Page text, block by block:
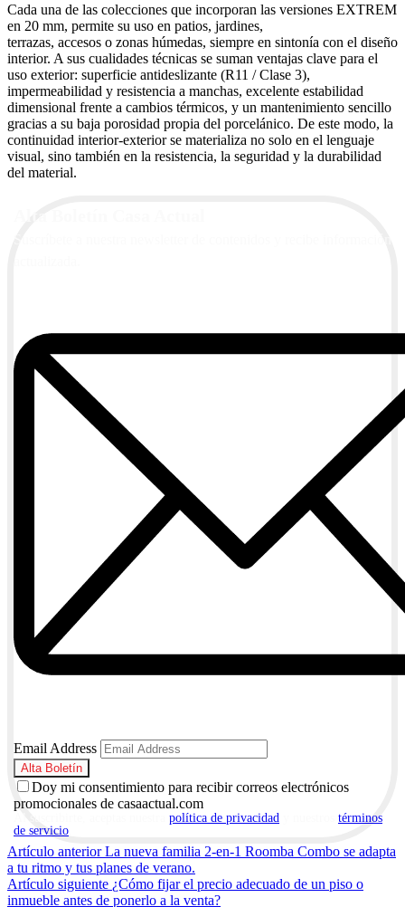
Cada una de las colecciones que incorporan las versiones EXTREM
en 20 mm, permite su uso en patios, jardines,
terrazas, accesos o zonas húmedas, siempre en sintonía con el diseño
interior. A sus cualidades técnicas se suman ventajas clave para el
uso exterior: superficie antideslizante (R11 / Clase 3),
impermeabilidad y resistencia a manchas, excelente estabilidad
dimensional frente a cambios térmicos, y un mantenimiento sencillo
gracias a su baja porosidad propia del porcelánico. De este modo, la
continuidad interior-exterior se materializa no solo en el lenguaje
visual, sino también en la resistencia, la seguridad y la durabilidad
del material.
Email Address
Doy mi consentimiento para recibir correos electrónicos
promocionales de casaactual.com
política de privacidad
términos
de servicio
Navegación
de
Artículo anterior La nueva familia 2-en-1 Roomba Combo se adapta
a tu ritmo y tus planes de verano.
Artículo siguiente ¿Cómo fijar el precio adecuado de un piso o
inmueble antes de ponerlo a la venta?